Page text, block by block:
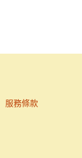
服務條款